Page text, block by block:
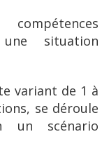
situation
variant de 1 à
se déroule
un scénario